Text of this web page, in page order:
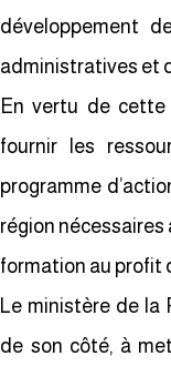
développement
administratives et
En vertu de cette
fournir les
programme
région
formation au profit
Le ministère de la
de son côté, à